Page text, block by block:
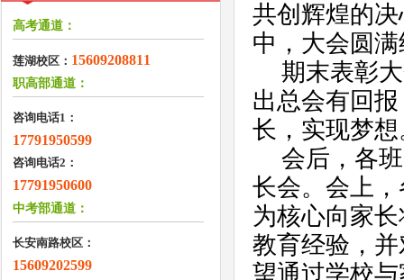
高考通道：
莲湖校区： 15609208811
职高部通道：
咨询电话1：
17791950599
咨询电话2：
17791950600
中考部通道：
长安南路校区：
15609202599
共创辉煌的
中，大会圆
期末表彰
出总会有回
长，实现梦想
会后，各
长会。会上
为核心向家
教育经验，
望通过学校